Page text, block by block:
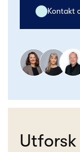
Kontakt
Utforsk